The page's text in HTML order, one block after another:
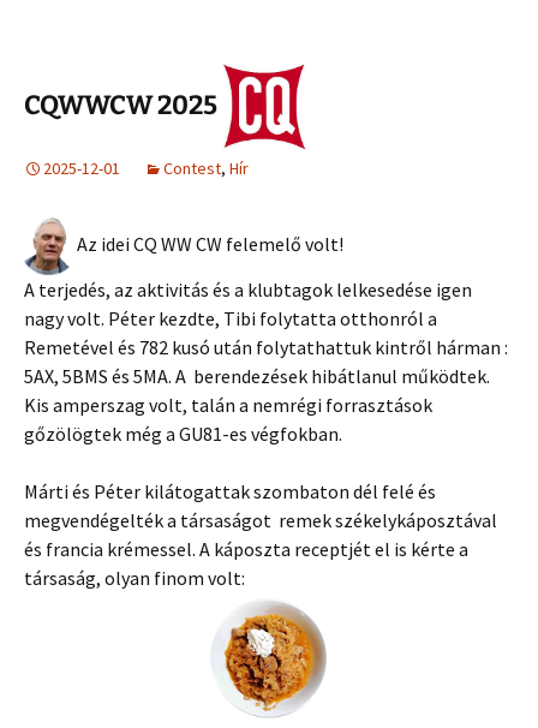
CQWWCW 2025
2025-12-01 Contest, Hír
Az idei CQ WW CW felemelő volt!
A terjedés, az aktivitás és a klubtagok lelkesedése igen
nagy volt. Péter kezdte, Tibi folytatta otthonról a
Remetével és 782 kusó után folytathattuk kintről hárman :
5AX, 5BMS és 5MA. A berendezések hibátlanul működtek.
Kis amperszag volt, talán a nemrégi forrasztások
gőzölögtek még a GU81-es végfokban.
Márti és Péter kilátogattak szombaton dél felé és
megvendégelték a társaságot remek székelykáposztával
és francia krémessel. A káposzta receptjét el is kérte a
társaság, olyan finom volt: